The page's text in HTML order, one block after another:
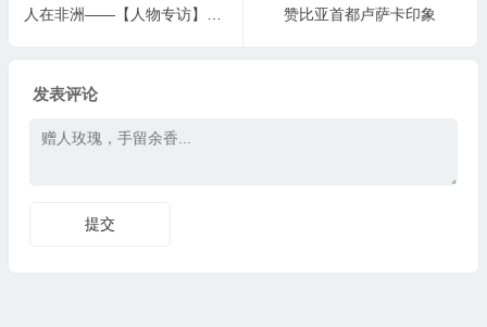
赞比亚首都卢萨卡印象
发表评论